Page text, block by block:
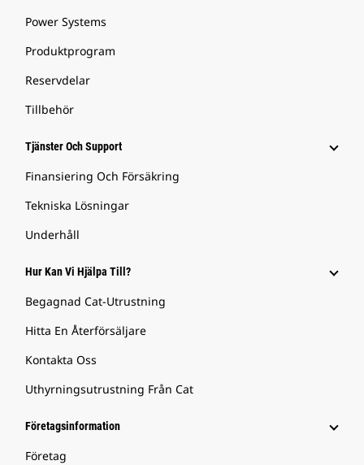
Power Systems
Produktprogram
Reservdelar
Tillbehör
Tjänster Och Support
Finansiering Och Försäkring
Tekniska Lösningar
Underhåll
Hur Kan Vi Hjälpa Till?
Begagnad Cat-Utrustning
Hitta En Återförsäljare
Kontakta Oss
Uthyrningsutrustning Från Cat
Företagsinformation
Företag